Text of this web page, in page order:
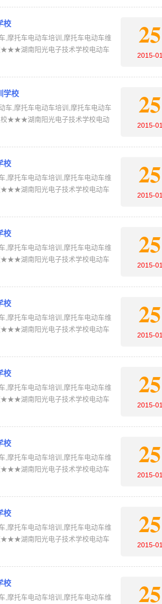
25
2015-01
校
,摩托车电动车培训,摩托车电动车维
★★★湖南阳光电子技术学校电动车
…
25
2015-01
学校
车,摩托车电动车培训,摩托车电动车
校★★★湖南阳光电子技术学校电动
400…
25
2015-01
校
,摩托车电动车培训,摩托车电动车维
★★★湖南阳光电子技术学校电动车
…
25
2015-01
校
,摩托车电动车培训,摩托车电动车维
★★★湖南阳光电子技术学校电动车
…
25
2015-01
校
,摩托车电动车培训,摩托车电动车维
★★★湖南阳光电子技术学校电动车
…
25
2015-01
校
,摩托车电动车培训,摩托车电动车维
★★★湖南阳光电子技术学校电动车
…
25
2015-01
校
,摩托车电动车培训,摩托车电动车维
★★★湖南阳光电子技术学校电动车
…
25
2015-01
校
,摩托车电动车培训,摩托车电动车维
★★★湖南阳光电子技术学校电动车
…
25
校
,摩托车电动车培训,摩托车电动车维